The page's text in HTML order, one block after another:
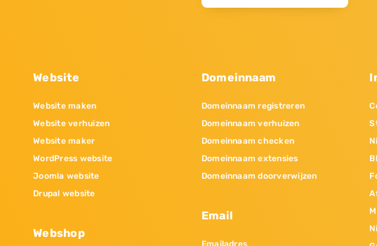
Website
Website maken
Website verhuizen
Website maker
WordPress website
Joomla website
Drupal website
Webshop
Domeinnaam
Domeinnaam registreren
Domeinnaam verhuizen
Domeinnaam checken
Domeinnaam extensies
Domeinnaam doorverwijzen
Email
Emailadres